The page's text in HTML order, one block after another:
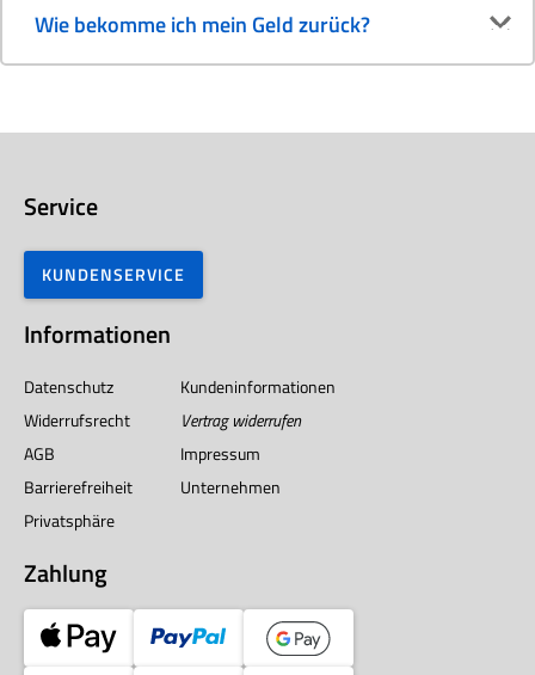
Wie bekomme ich mein Geld zurück?
Service
KUNDENSERVICE
Informationen
Datenschutz
Kundeninformationen
Widerrufsrecht
Vertrag widerrufen
AGB
Impressum
Barrierefreiheit
Unternehmen
Privatsphäre
Zahlung